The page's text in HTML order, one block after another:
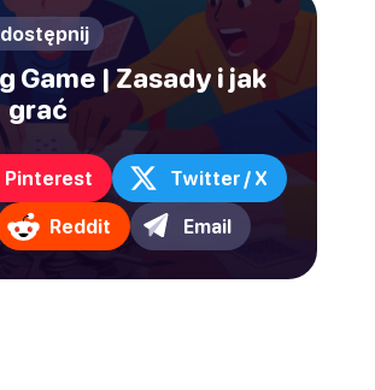
Game | Zasady i jak
grać
Pinterest Twitter / X
Reddit Email